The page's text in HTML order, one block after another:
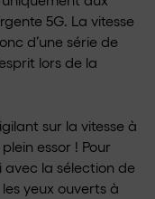
5G. La vitesse
d’une série de
lors de la
sur la vitesse à
essor ! Pour
avec la sélection de
yeux ouverts à